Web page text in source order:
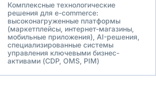
Комплексные технологические
решения для e-commerce:
высоконагруженные платформы
(маркетплейсы, интернет-магазины,
мобильные приложения), AI-решения,
специализированные системы
управления ключевыми бизнес-
активами (CDP, OMS, PIM)